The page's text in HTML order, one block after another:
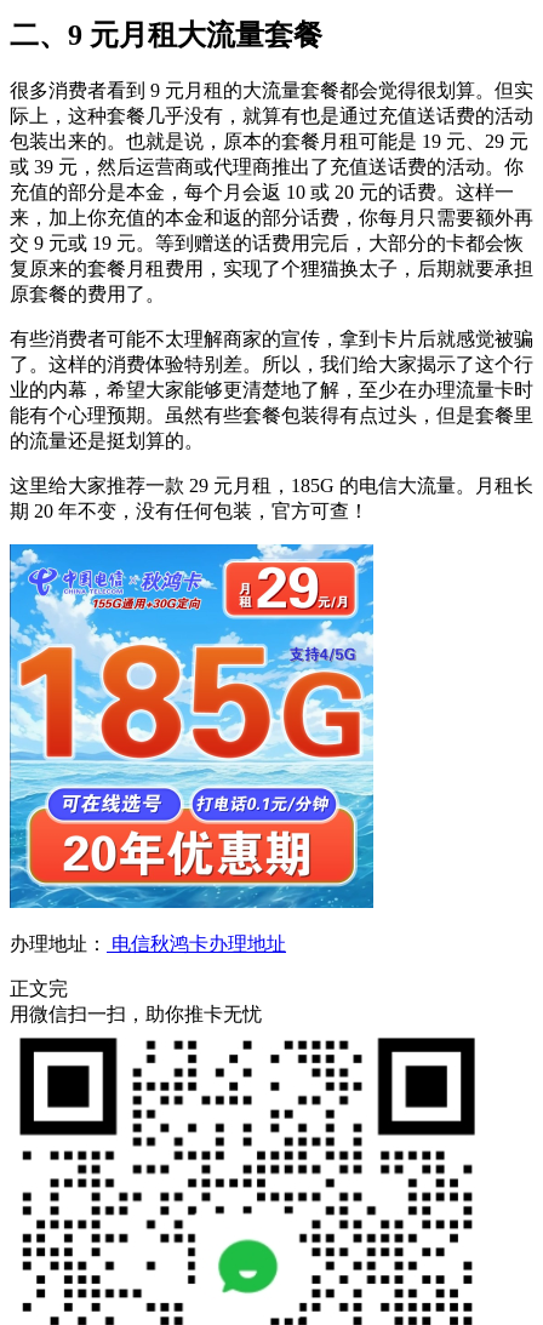
二、9 元月租大流量套餐
很多消费者看到 9 元月租的大流量套餐都会觉得很划算。但实
际上，这种套餐几乎没有，就算有也是通过充值送话费的活动
包装出来的。也就是说，原本的套餐月租可能是 19 元、29 元
或 39 元，然后运营商或代理商推出了充值送话费的活动。你
充值的部分是本金，每个月会返 10 或 20 元的话费。这样一
来，加上你充值的本金和返的部分话费，你每月只需要额外再
交 9 元或 19 元。等到赠送的话费用完后，大部分的卡都会恢
复原来的套餐月租费用，实现了个狸猫换太子，后期就要承担
原套餐的费用了。
有些消费者可能不太理解商家的宣传，拿到卡片后就感觉被骗
了。这样的消费体验特别差。所以，我们给大家揭示了这个行
业的内幕，希望大家能够更清楚地了解，至少在办理流量卡时
能有个心理预期。虽然有些套餐包装得有点过头，但是套餐里
的流量还是挺划算的。
这里给大家推荐一款 29 元月租，185G 的电信大流量。月租长
期 20 年不变，没有任何包装，官方可查！
办理地址： 电信秋鸿卡办理地址
正文完
用微信扫一扫，助你推卡无忧